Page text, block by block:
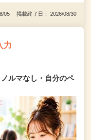
05 掲載終了日： 2026/08/30
力
ルマなし・自分のペ